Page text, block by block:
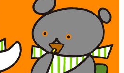
COMPANY